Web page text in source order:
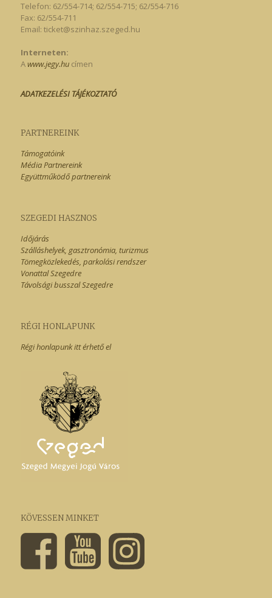
Telefon: 62/554-714; 62/554-715; 62/554-716
Fax: 62/554-711
Email: ticket@szinhaz.szeged.hu
Interneten:
Awww.jegy.hucímen
ADATKEZELÉSI TÁJÉKOZTATÓ
PARTNEREINK
Támogatóink
Média Partnereink
Együttműködő partnereink
SZEGEDI HASZNOS
Időjárás
Szálláshelyek, gasztronómia, turizmus
Tömegközlekedés, parkolási rendszer
Vonattal Szegedre
Távolsági busszal Szegedre
RÉGI HONLAPUNK
Régi honlapunk itt érhető el
KÖVESSEN MINKET